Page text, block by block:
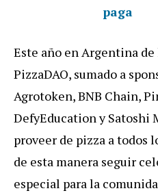
paga
Este año en Argentina
PizzaDAO, sumado a
Agrotoken, BNB Chain,
DefyEducation y Satoshi
proveer de pizza a todos
de esta manera seguir
especial para la